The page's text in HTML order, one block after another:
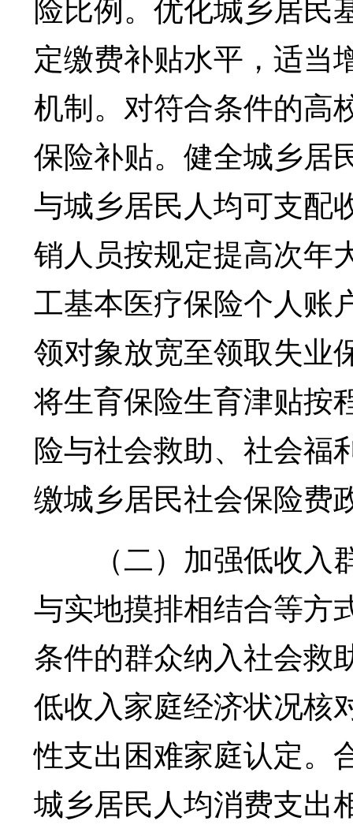
险比例。优化城乡居民
定缴费补贴水平，适当
机制。对符合条件的高
保险补贴。健全城乡居
与城乡居民人均可支配
销人员按规定提高次年
工基本医疗保险个人账
领对象放宽至领取失业
将生育保险生育津贴按
险与社会救助、社会福
缴城乡居民社会保险费
（二）加强低收入群
与实地摸排相结合等方
条件的群众纳入社会救
低收入家庭经济状况核
性支出困难家庭认定。
城乡居民人均消费支出